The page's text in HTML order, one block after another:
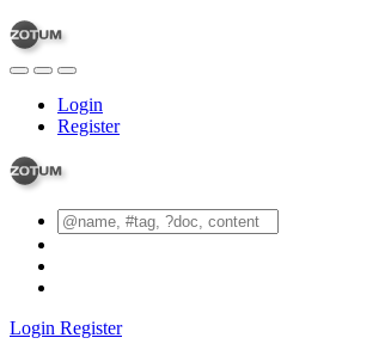
Login
Register
Login Register